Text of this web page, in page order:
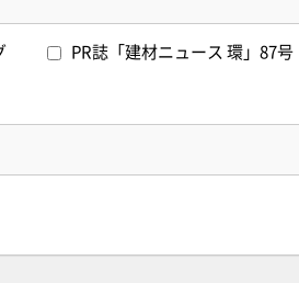
PR誌「建材ニュース 環」87号